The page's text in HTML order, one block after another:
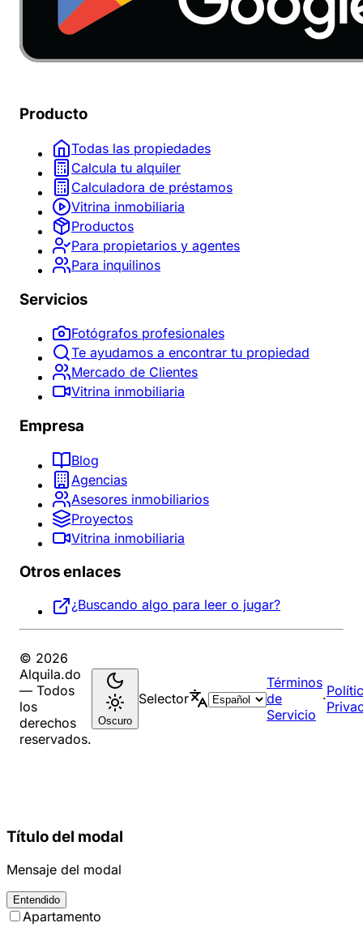
Producto
Todas las propiedades
Calcula tu alquiler
Calculadora de préstamos
Vitrina inmobiliaria
Productos
Para propietarios y agentes
Para inquilinos
Servicios
Fotógrafos profesionales
Te ayudamos a encontrar tu propiedad
Mercado de Clientes
Vitrina inmobiliaria
Empresa
Blog
Agencias
Asesores inmobiliarios
Proyectos
Vitrina inmobiliaria
Otros enlaces
¿Buscando algo para leer o jugar?
© 2026
Alquila.do
— Todos
los
derechos
reservados.
Oscuro
Selector
Términos
de
Servicio
·
Título del modal
Mensaje del modal
Entendido
Apartamento